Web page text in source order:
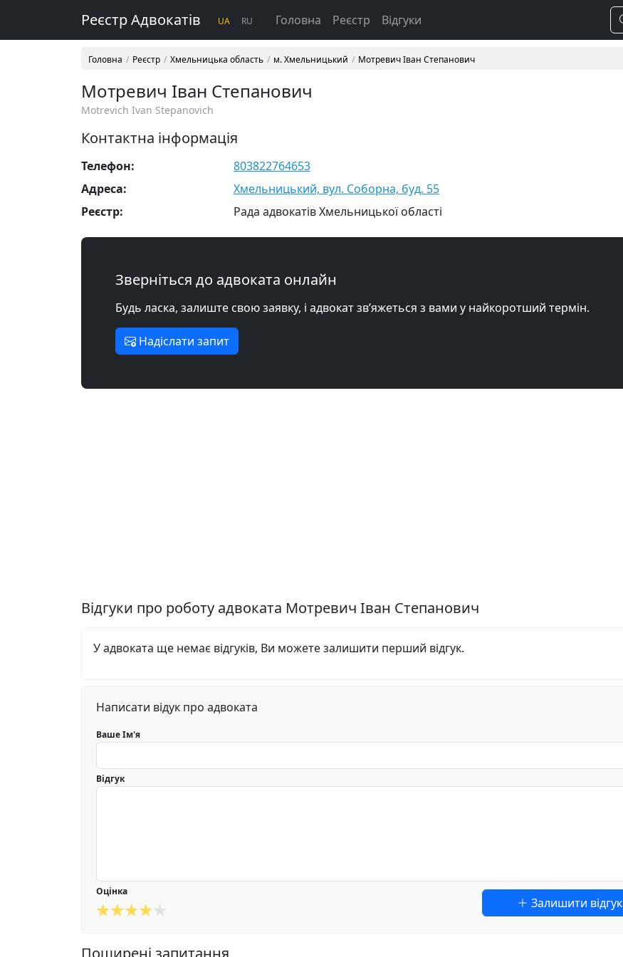
Реєстр Адвокатів UA RU Головна Реєстр Відгуки
Головна Реєстр Хмельницька область м. Хмельницький Мотревич Іван Степанович
Мотревич Іван Степанович
Motrevich Ivan Stepanovich
Контактна інформація
Телефон:
803822764653
Адреса:
Хмельницький, вул. Соборна, буд. 55
Реєстр:
Рада адвокатів Хмельницької області
Зверніться до адвоката онлайн
Будь ласка, залиште свою заявку, і адвокат зв’яжеться з вами у найкоротший термін.
Надіслати запит
Відгуки про роботу адвоката Мотревич Іван Степанович
У адвоката ще немає відгуків, Ви можете залишити перший відгук.
Написати відук про адвоката
Ваше Ім'я
Відгук
Оцінка
Залишити відгук
Поширені запитання